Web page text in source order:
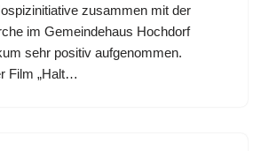
zusammen mit der
im Gemeindehaus Hochdorf
sehr positiv aufgenommen.
Film „Halt…